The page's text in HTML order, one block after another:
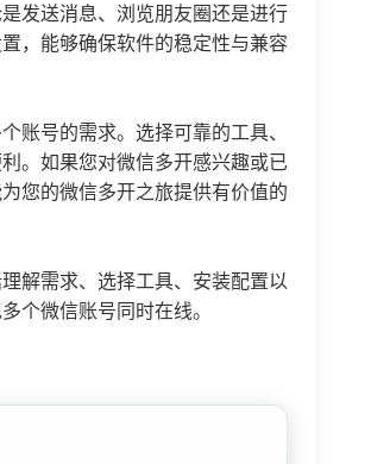
发送消息、浏览朋友圈还是进行
，能够确保软件的稳定性与兼容
账号的需求。选择可靠的工具、
。如果您对微信多开感兴趣或已
您的微信多开之旅提供有价值的
解需求、选择工具、安装配置以
个微信账号同时在线。